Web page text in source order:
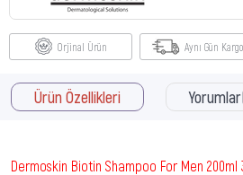
Orjinal Ürün Aynı Gün
Ürün Özellikleri Yorumlar
Dermoskin Biotin Shampoo For Men 200ml